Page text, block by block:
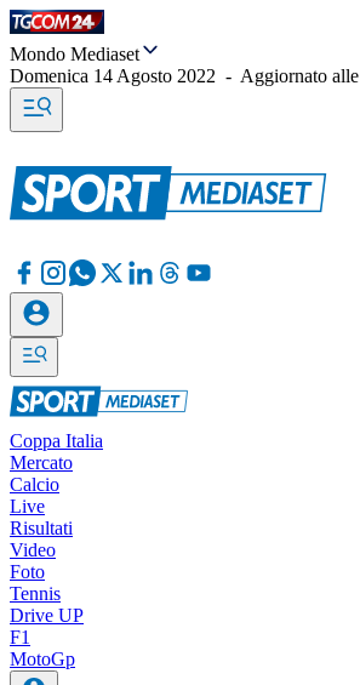
Mondo Mediaset
Domenica 14 Agosto 2022 - Aggiornato alle
Coppa Italia
Mercato
Calcio
Live
Risultati
Video
Foto
Tennis
Drive UP
F1
MotoGp